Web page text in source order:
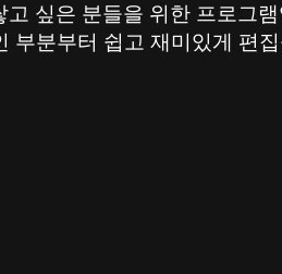
싶은 분들을 위한 프로그램
분부터 쉽고 재미있게 편